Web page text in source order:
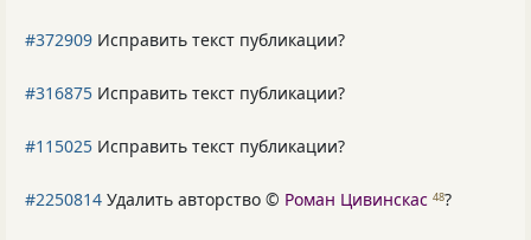
#372909 Исправить текст публикации?
#316875 Исправить текст публикации?
#115025 Исправить текст публикации?
#2250814 Удалить авторство © Роман Цивинскас 48?